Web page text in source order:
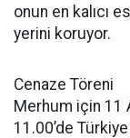
onun en kalıcı
yerini koruyor.
Cenaze Töreni
Merhum için 11
11.00’de